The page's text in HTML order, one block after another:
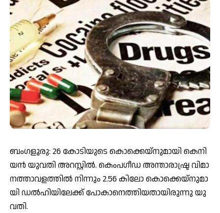
ബം​ഗ​ളൂ​രു: 26 കോ​ടി​യു​ടെ കൊ​ക്കെ​യ്നു​മാ​യി കെ​നി​
യ​ൻ യു​വ​തി അ​റ​സ്റ്റി​ൽ. കെം​പ​ഗീ​ഡ അ​ന്താ​രാ​ഷ്ട്ര വി​മാ​
ന​ത്താ​വ​ള​ത്തി​ൽ നിന്നും 2.56 കി​ലോ കൊ​ക്കെ​യ്നു​മാ​
യി ഡ​ൽ​ഹി​യി​ലേ​ക്ക് പോ​കാ​നെ​ത്തി​യ​താ​യി​രു​ന്നു യു​
വ​തി.